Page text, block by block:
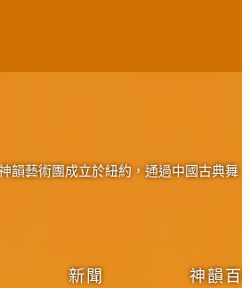
韻藝術團成立於紐約，通過中國古典
新聞 神韻